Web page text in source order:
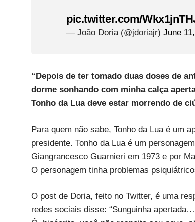
pic.twitter.com/
— João Doria (@jdoriajr) June
“Depois de ter tomado duas doses de
dorme sonhando com minha calça
Tonho da Lua deve estar morrendo de
Para quem não sabe, Tonho da Lua é um
presidente. Tonho da Lua é um
Giangrancesco Guarnieri em 1973 e por
O personagem tinha problemas
O post de Doria, feito no Twitter, é uma
redes sociais disse: “Sunguinha